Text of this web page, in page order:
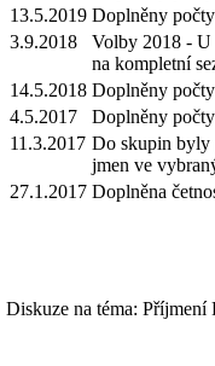
13.5.2019 Doplněny
3.9.2018
Volby 2018 - U
na kompletní
14.5.2018 Doplněny
4.5.2017
Doplněny
11.3.2017 Do skupin byly
jmen ve
27.1.2017 Doplněna
Diskuze na téma: Příjmení